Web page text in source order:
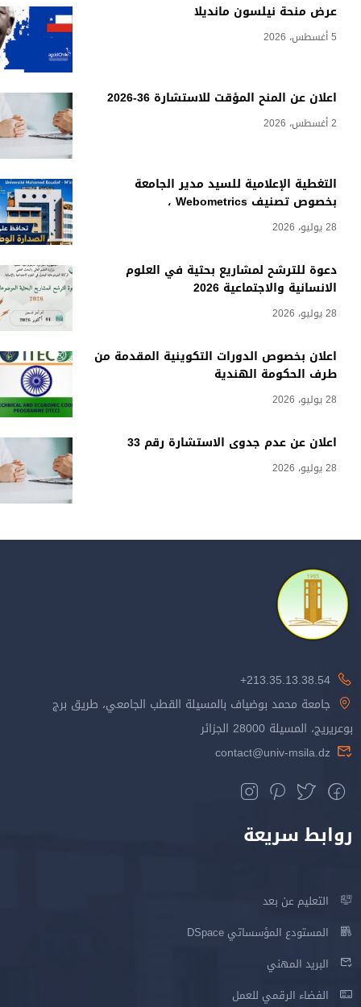
عرض منحة نيلسون مانديلا
5 أغسطس، 2026
اعلان عن المنح المؤقت للاستشارة 36-2026
2 أغسطس، 2026
التغطية الإعلامية للسيد مدير الجامعة
بخصوص تصنيف Webometrics ،
28 يوليو، 2026
دعوة للترشح لمشاريع بحثية في العلوم
الانسانية والاجتماعية 2026
28 يوليو، 2026
اعلان بخصوص الدورات التكوينية المقدمة من
طرف الحكومة الهندية
28 يوليو، 2026
اعلان عن عدم جدوى الاستشارة رقم 33
28 يوليو، 2026
213.35.13.38.54+
جامعة محمد بوضياف بالمسيلة القطب الجامعي، طريق برج
بوعريريج، المسيلة 28000 الجزائر
contact@univ-msila.dz
روابط سريعة
التعليم عن بعد
المستودع المؤسساتي DSpace
البريد المهني
الفضاء الرقمي للعمل